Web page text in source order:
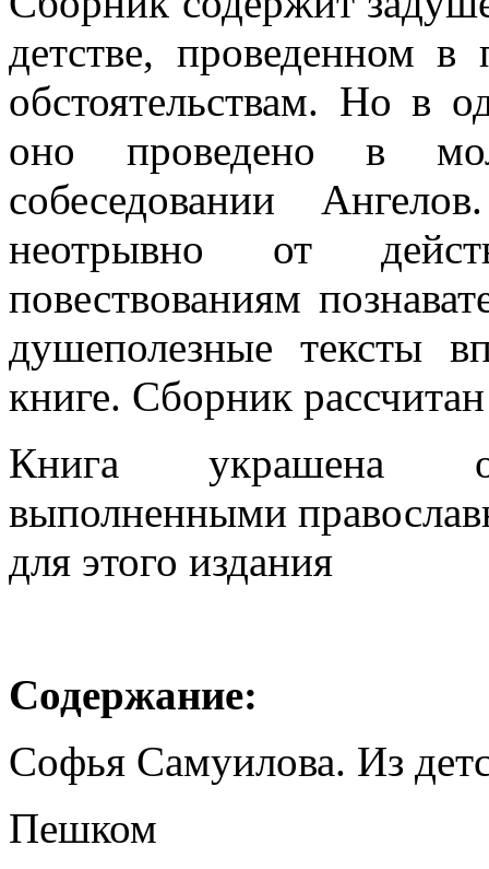
детстве, проведенном
обстоятельствам. Но в
оно проведено в
собеседовании
неотрывно от
повествованиям
душеполезные тексты
книге. Сборник
Книга украшена
выполненными
для этого издания
Содержание:
Софья Самуилова. Из
Пешком